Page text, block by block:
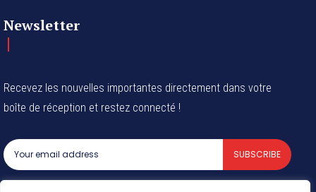
Newsletter
Recevez les nouvelles importantes directement dans votre
boîte de réception et restez connecté !
SUBSCRIBE